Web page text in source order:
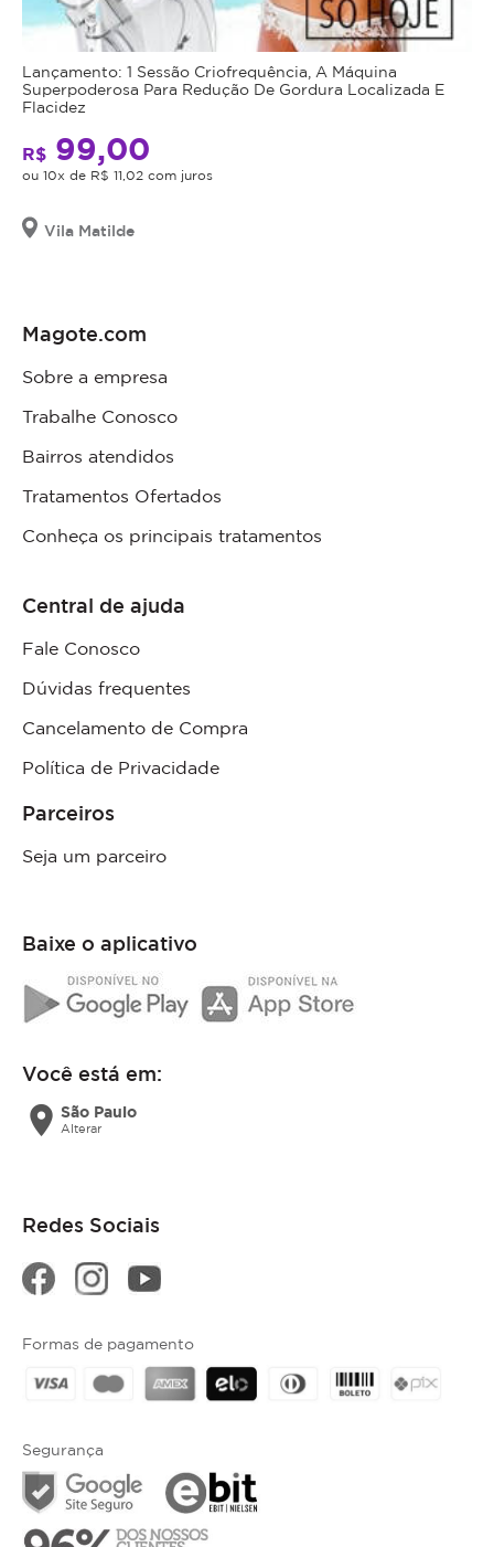
Lançamento: 1 Sessão Criofrequência, A Máquina
Superpoderosa Para Redução De Gordura Localizada E
Flacidez
R$ 99,00
ou 10x de R$ 11,02 com juros
Vila Matilde
Magote.com
Sobre a empresa
Trabalhe Conosco
Bairros atendidos
Tratamentos Ofertados
Conheça os principais tratamentos
Central de ajuda
Fale Conosco
Dúvidas frequentes
Cancelamento de Compra
Política de Privacidade
Parceiros
Seja um parceiro
Baixe o aplicativo
Você está em:
location_on São Paulo
Alterar
Redes Sociais
Segurança
Formas de pagamento